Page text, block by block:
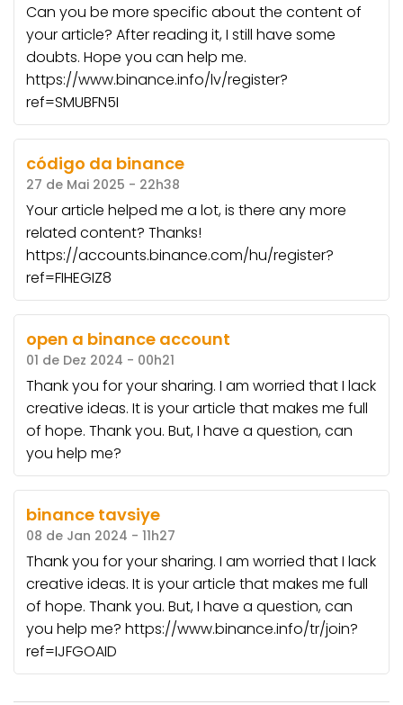
Can you be more specific about the content of
your article? After reading it, I still have some
doubts. Hope you can help me.
https://www.binance.info/lv/register?
ref=SMUBFN5I
código da binance
27 de Mai 2025 - 22h38
Your article helped me a lot, is there any more
related content? Thanks!
https://accounts.binance.com/hu/register?
ref=FIHEGIZ8
open a binance account
01 de Dez 2024 - 00h21
Thank you for your sharing. I am worried that I lack
creative ideas. It is your article that makes me full
of hope. Thank you. But, I have a question, can
you help me?
binance tavsiye
08 de Jan 2024 - 11h27
Thank you for your sharing. I am worried that I lack
creative ideas. It is your article that makes me full
of hope. Thank you. But, I have a question, can
you help me? https://www.binance.info/tr/join?
ref=IJFGOAID